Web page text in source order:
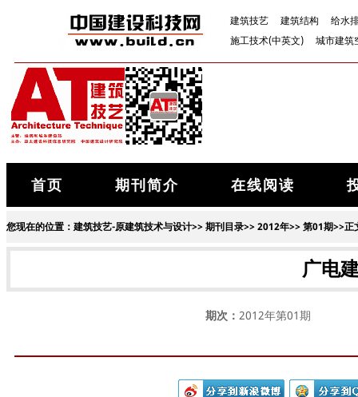
建筑技艺 建筑结构
给水
施工技术(中英文)
城市建筑
首页 期刊简介 在线阅读
您现在的位置： 建筑技艺-原建筑技术与设计>>期刊目录>>2012年>>第01期>>正
广电
期次： 2012年第01期